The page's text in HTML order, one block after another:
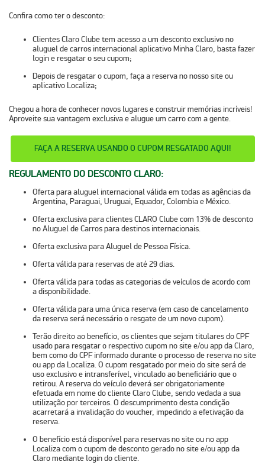
Confira como ter o desconto:
Clientes Claro Clube tem acesso a um desconto exclusivo no
aluguel de carros internacional aplicativo Minha Claro, basta fazer
login e resgatar o seu cupom;
Depois de resgatar o cupom, faça a reserva no nosso site ou
aplicativo Localiza;
Chegou a hora de conhecer novos lugares e construir memórias incríveis!
Aproveite sua vantagem exclusiva e alugue um carro com a gente.
FAÇA A RESERVA USANDO O CUPOM RESGATADO AQUI!
REGULAMENTO DO DESCONTO CLARO:
Oferta para aluguel internacional válida em todas as agências da
Argentina, Paraguai, Uruguai, Equador, Colombia e México.
Oferta exclusiva para clientes CLARO Clube com 13% de desconto
no Aluguel de Carros para destinos internacionais.
Oferta exclusiva para Aluguel de Pessoa Física.
Oferta válida para reservas de até 29 dias.
Oferta válida para todas as categorias de veículos de acordo com
a disponibilidade.
Oferta válida para uma única reserva (em caso de cancelamento
da reserva será necessário o resgate de um novo cupom).
Terão direito ao benefício, os clientes que sejam titulares do CPF
usado para resgatar o respectivo cupom no site e/ou app da Claro,
bem como do CPF informado durante o processo de reserva no site
ou app da Localiza. O cupom resgatado por meio do site será de
uso exclusivo e intransferível, vinculado ao beneficiário que o
retirou. A reserva do veículo deverá ser obrigatoriamente
efetuada em nome do cliente Claro Clube, sendo vedada a sua
utilização por terceiros. O descumprimento desta condição
acarretará a invalidação do voucher, impedindo a efetivação da
reserva.
O benefício está disponível para reservas no site ou no app
Localiza com o cupom de desconto gerado no site e/ou app da
Claro mediante login do cliente.